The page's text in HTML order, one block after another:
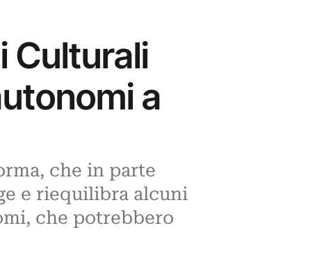
Culturali
a
che in parte
e riequilibra alcuni
che potrebbero